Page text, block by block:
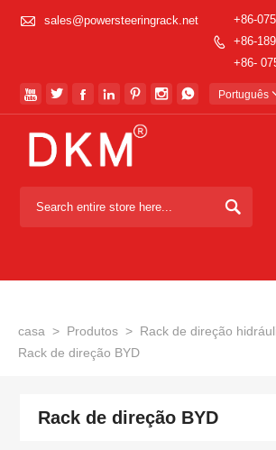
 sales@powersteeringrack.net

+86-
+86-
+86-
       Português

casa > Produtos > Rack de direção
Rack de direção BYD
Rack de direção BYD